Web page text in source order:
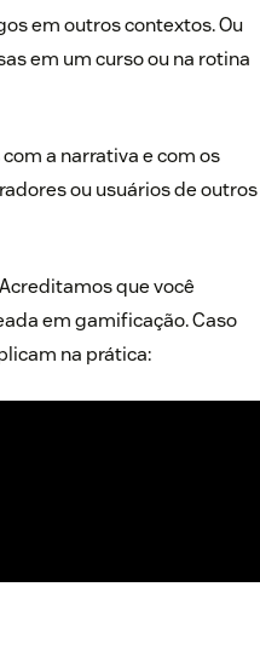
em outros contextos. Ou
em um curso ou na rotina
a narrativa e com os
ou usuários de outros
que você
em gamificação. Caso
na prática: